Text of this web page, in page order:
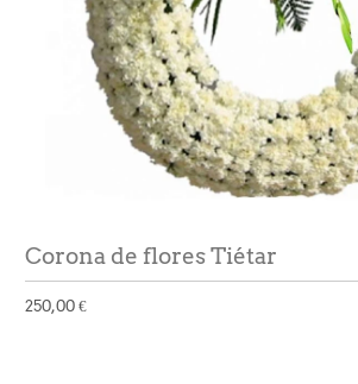
Corona de flores Tiétar
250,00 €